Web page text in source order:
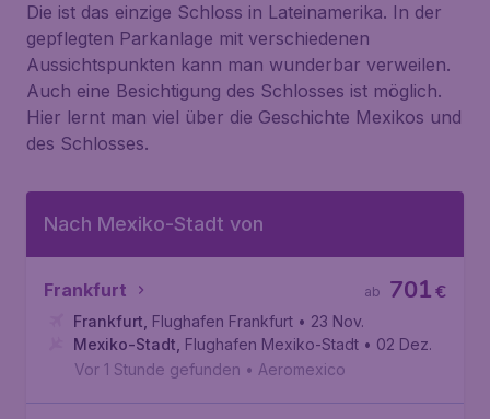
Die ist das einzige Schloss in Lateinamerika. In der
gepflegten Parkanlage mit verschiedenen
Aussichtspunkten kann man wunderbar verweilen.
Auch eine Besichtigung des Schlosses ist möglich.
Hier lernt man viel über die Geschichte Mexikos und
des Schlosses.
Nach Mexiko-Stadt von
Frankfurt €
701
ab
Frankfurt Flughafen Frankfurt • 23 Nov.
Mexiko-Stadt Flughafen Mexiko-Stadt • 02 Dez.
Vor 1 Stunde gefunden • Aeromexico